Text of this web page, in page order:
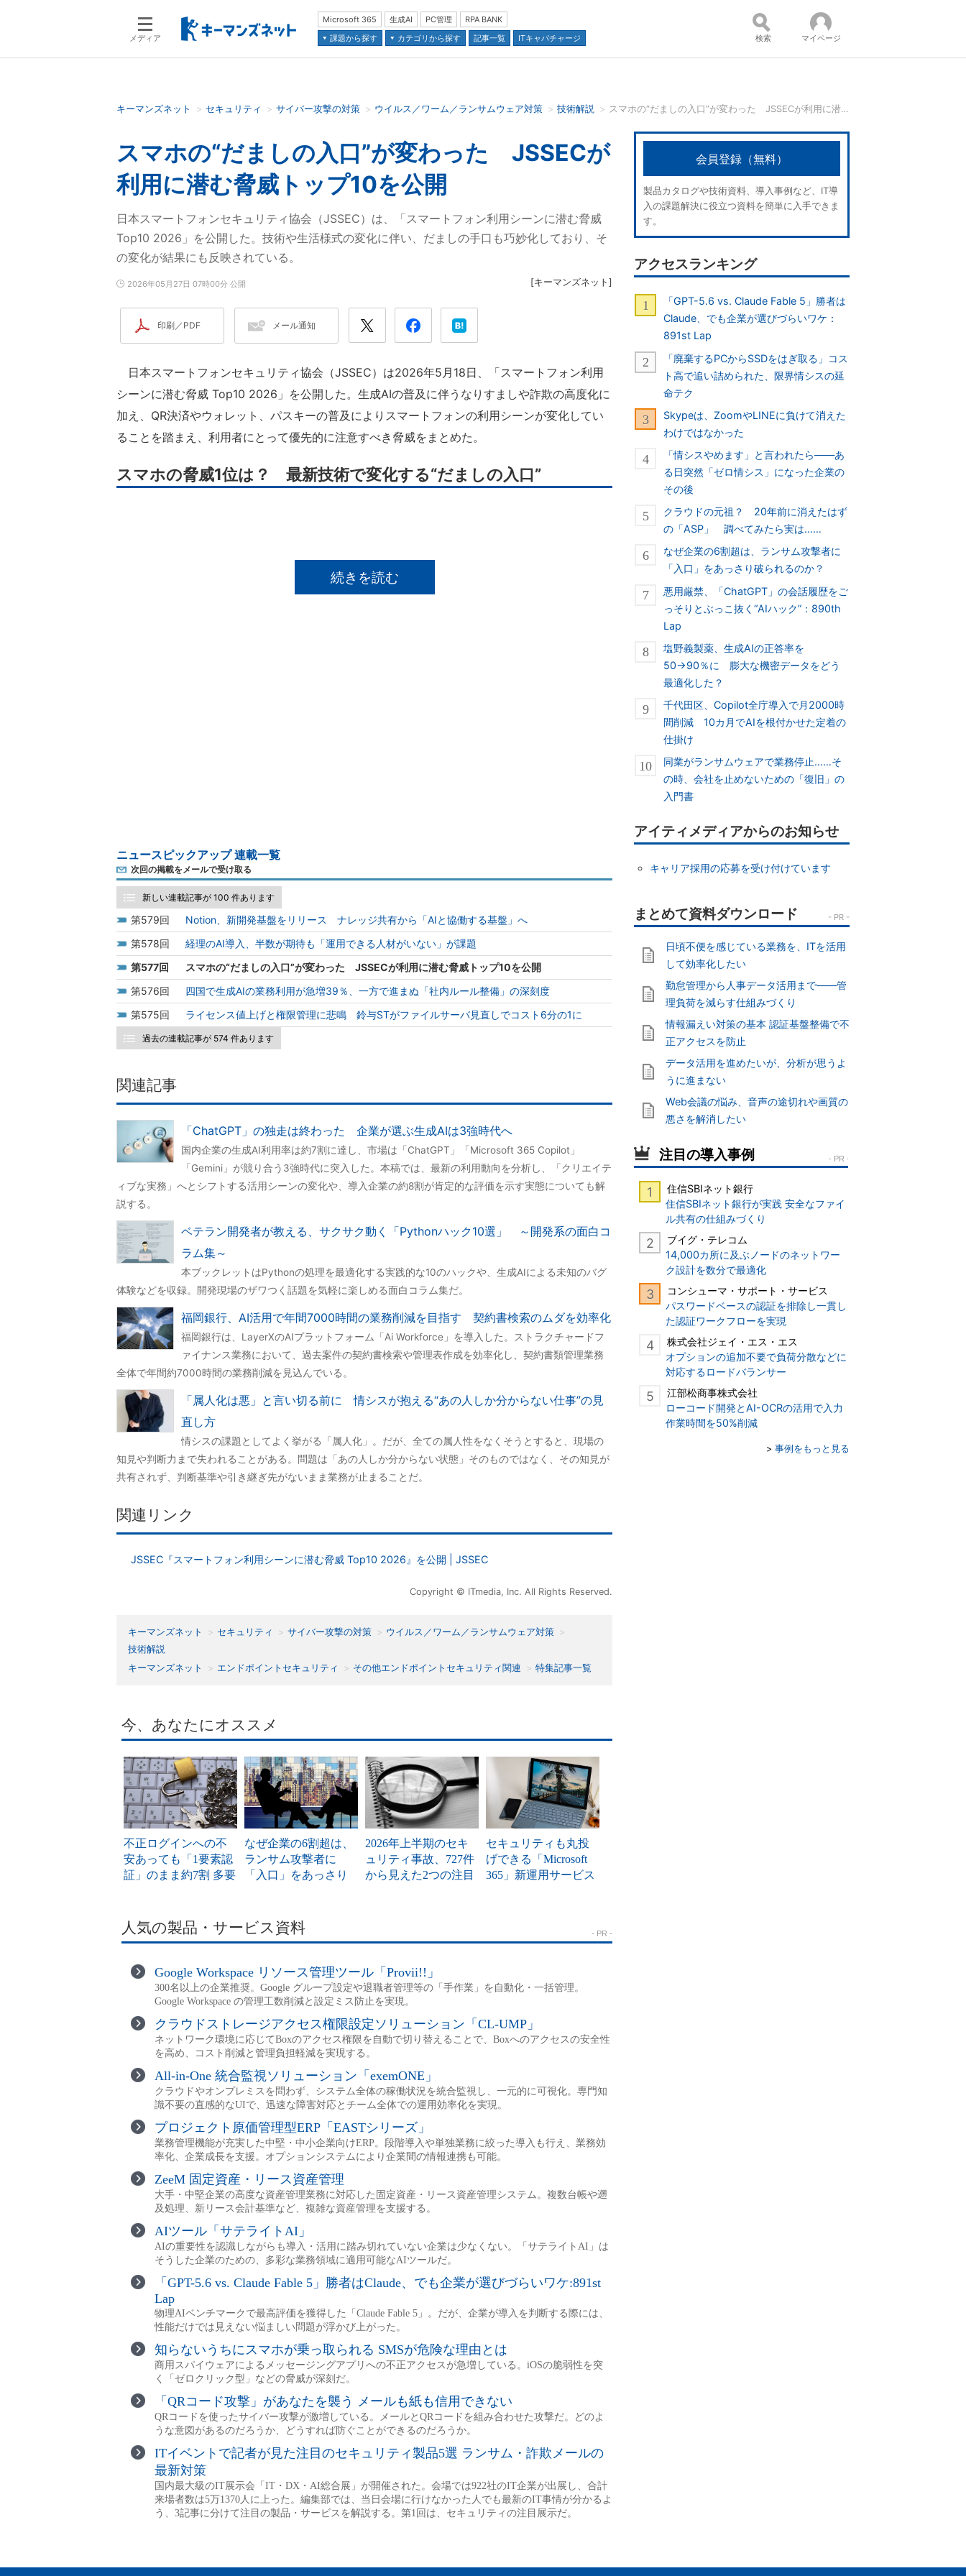
メディア
Microsoft 365 生成AI PC管理
RPA BANK
課題から探す
カテゴリから探す 記事一覧 ITキャパチャージ
検索語を入力してください コンテンツ：
並び順：
検索 マイページ
キーマンズネット セキュリティ サイバー攻撃の対策 ウイルス／ワーム／ランサムウェア対策 技術解説 スマホの“だましの入口”が変わった JSSECが利用に潜む脅威トップ10を公開
スマホの“だましの入口”が変わった JSSECが
利用に潜む脅威トップ10を公開
日本スマートフォンセキュリティ協会（JSSEC）は、「スマートフォン利用シーンに潜む脅威
Top10 2026」を公開した。技術や生活様式の変化に伴い、だましの手口も巧妙化しており、そ
の変化が結果にも反映されている。
2026年05月27日 07時00分 公開 [キーマンズネット ]
印刷／PDF メール通知
日本スマートフォンセキュリティ協会（JSSEC）は2026年5月18日、「スマートフォン利用
シーンに潜む脅威 Top10 2026」を公開した。生成AIの普及に伴うなりすましや詐欺の高度化に
加え、QR決済やウォレット、パスキーの普及によりスマートフォンの利用シーンが変化してい
ることを踏まえ、利用者にとって優先的に注意すべき脅威をまとめた。
スマホの脅威1位は？ 最新技術で変化する“だましの入口”
続きを読む
ニュースピックアップ 連載一覧
次回の掲載をメールで受け取る
新しい連載記事が 100 件あります
579
Notion、新開発基盤をリリース ナレッジ共有から「AIと協働する基盤」へ
578
経理のAI導入、半数が期待も「運用できる人材がいない」が課題
577
スマホの“だましの入口”が変わった JSSECが利用に潜む脅威トップ10を公開
576
四国で生成AIの業務利用が急増39％、一方で進まぬ「社内ルール整備」の深刻度
575
ライセンス値上げと権限管理に悲鳴 鈴与STがファイルサーバ見直しでコスト6分の1に
過去の連載記事が 574 件あります
関連記事
「ChatGPT」の独走は終わった 企業が選ぶ生成AIは3強時代へ
国内企業の生成AI利用率は約7割に達し、市場は「ChatGPT」「Microsoft 365 Copilot」
「Gemini」が競り合う3強時代に突入した。本稿では、最新の利用動向を分析し、「クリエイテ
ィブな実務」へとシフトする活用シーンの変化や、導入企業の約8割が肯定的な評価を示す実態についても解
説する。
ベテラン開発者が教える、サクサク動く「Pythonハック10選」 ～開発系の面白コ
ラム集～
本ブックレットはPythonの処理を最適化する実践的な10のハックや、生成AIによる未知のバグ
体験などを収録。開発現場のザワつく話題を気軽に楽しめる面白コラム集だ。
福岡銀行、AI活用で年間7000時間の業務削減を目指す 契約書検索のムダを効率化
福岡銀行は、LayerXのAIプラットフォーム「Ai Workforce」を導入した。ストラクチャードフ
ァイナンス業務において、過去案件の契約書検索や管理表作成を効率化し、契約書類管理業務
全体で年間約7000時間の業務削減を見込んでいる。
「属人化は悪」と言い切る前に 情シスが抱える“あの人しか分からない仕事”の見
直し方
情シスの課題としてよく挙がる「属人化」。だが、全ての属人性をなくそうとすると、現場の
知見や判断力まで失われることがある。問題は「あの人しか分からない状態」そのものではなく、その知見が
共有されず、判断基準や引き継ぎ先がないまま業務が止まることだ。
関連リンク
JSSEC『スマートフォン利用シーンに潜む脅威 Top10 2026』を公開 | JSSEC
Copyright © ITmedia, Inc. All Rights Reserved.
キーマンズネット セキュリティ サイバー攻撃の対策
ウイルス／ワーム／ランサムウェア対策
技術解説
キーマンズネット
エンドポイントセキュリティ その他エンドポイントセキュリティ関連 特集記事一覧
会員登録（無料）
製品カタログや技術資料、導入事例など、IT導
入の課題解決に役立つ資料を簡単に入手できま
す。
アクセスランキング
「GPT-5.6 vs. Claude Fable 5」勝者は
Claude、でも企業が選びづらいワケ：
891st Lap
「廃棄するPCからSSDをはぎ取る」コス
ト高で追い詰められた、限界情シスの延
命テク
Skypeは、ZoomやLINEに負けて消えた
わけではなかった
「情シスやめます」と言われたら――あ
る日突然「ゼロ情シス」になった企業の
その後
クラウドの元祖？ 20年前に消えたはず
の「ASP」 調べてみたら実は……
なぜ企業の6割超は、ランサム攻撃者に
「入口」をあっさり破られるのか？
悪用厳禁、「ChatGPT」の会話履歴をご
っそりとぶっこ抜く“AIハック”：890th
Lap
塩野義製薬、生成AIの正答率を
50→90％に 膨大な機密データをどう
最適化した？
千代田区、Copilot全庁導入で月2000時
間削減 10カ月でAIを根付かせた定着の
仕掛け
同業がランサムウェアで業務停止……そ
の時、会社を止めないための「復旧」の
入門書
アイティメディアからのお知らせ
キャリア採用の応募を受け付けています
日頃不便を感じている業務を、ITを活用
して効率化したい
勤怠管理から人事データ活用まで――管
理負荷を減らす仕組みづくり
情報漏えい対策の基本 認証基盤整備で不
正アクセスを防止
データ活用を進めたいが、分析が思うよ
うに進まない
Web会議の悩み、音声の途切れや画質の
悪さを解消したい